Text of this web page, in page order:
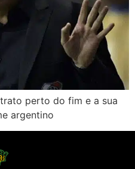
perto do fim e a sua
argentino